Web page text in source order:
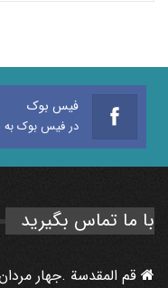
فیس بوک
با ما تماس بگیرید
قم المقدسة .جهار